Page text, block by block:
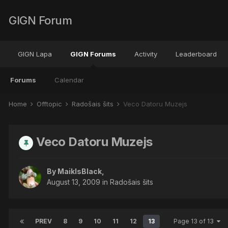
GIGN Forum
GIGN Lapa GIGN Forums
Forums Calendar
Activity Leaderboard
Home Offtopic Radošais šits Veco Datoru Muzejs
Veco Datoru Muzejs
By MaiklsBlack
August 13, 2009 in Radošais šits
PREV 8 9 10 11 12 13 Page 13 of 13